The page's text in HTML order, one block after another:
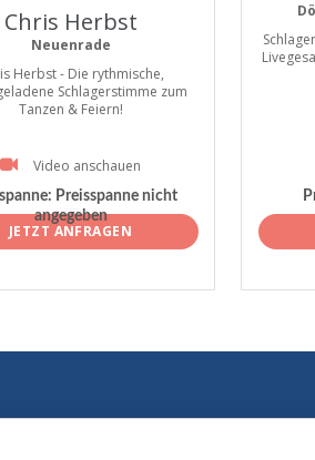
Chris Herbst
Neuenrade
Herbst - Die rythmische,
Schlagerstimme zum
Tanzen & Feiern!
Video anschauen
Preisspanne nicht
angegeben
JETZT ANFRAGEN